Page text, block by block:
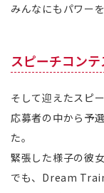
みんなにもパワー
スピーチコン
そして迎えたスピ
応募者の中から予
た。
緊張した様子の彼女
でも、Dream